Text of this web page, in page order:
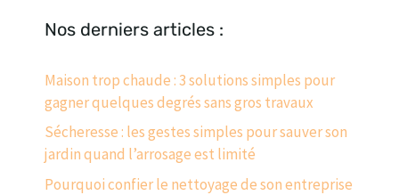
Nos derniers articles :
Maison trop chaude : 3 solutions simples pour
gagner quelques degrés sans gros travaux
Sécheresse : les gestes simples pour sauver son
jardin quand l’arrosage est limité
Pourquoi confier le nettoyage de son entreprise